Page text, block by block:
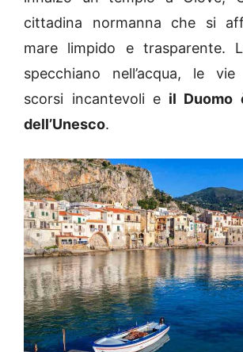
cittadina normanna che si
mare limpido e trasparente.
specchiano nell’acqua, le vie
scorsi incantevoli e il Duomo
dell’Unesco.